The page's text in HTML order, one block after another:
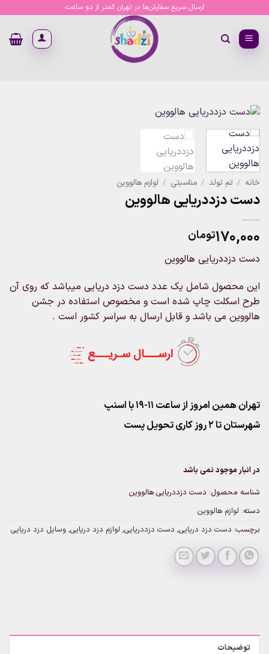
content
ارسال سریع سفارش‌ها در تهران کمتر از دو ساعت
خانه / تم تولد / مناسبتی / لوازم هالووین
دست دزددریایی هالووین
۱۷۰,۰۰۰تومان
دست دزددریایی هالووین
این محصول شامل یک عدد دست دزد دریایی میباشد که روی آن
طرح اسکلت چاپ شده است و مخصوص استفاده در جشن
هالووین می باشد و قابل ارسال به سراسر کشور است .
تهران همین امروز از ساعت ۱۱-۱۹ با اسنپ
شهرستان تا 2 روز کاری تحویل پست
در انبار موجود نمی باشد
شناسه محصول: دست دزددریایی هالووین
دسته: لوازم هالووین
برچسب: دست دزد دریایی, دست دزددریایی, لوازم دزد دریایی, وسایل دزد دریایی
توضیحات